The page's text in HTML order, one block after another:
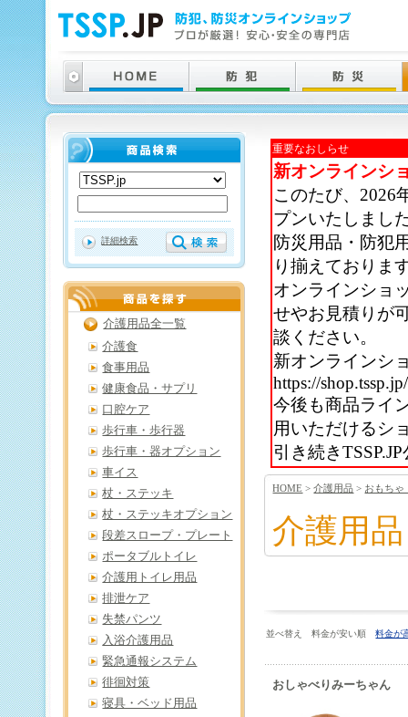
重要なおしらせ
新オンラインシ
このたび、2026
プンいたしまし
防災用品・防犯
り揃えておりま
オンラインショ
せやお見積りが
談ください。
新オンラインシ
https://shop.tssp.jp/
今後も商品ライ
用いただけるシ
引き続き
HOME >介護用品 > おもちゃ
介護用品
並べ替え 料金が安い順料金が
おしゃべりみーちゃん
詳細検索
介護用品全一覧
介護食
食事用品
健康食品・サプリ
口腔ケア
歩行車・歩行器
歩行車・器オプション
車イス
杖・ステッキ
杖・ステッキオプション
段差スロープ・プレート
ポータブルトイレ
介護用トイレ用品
排泄ケア
失禁パンツ
入浴介護用品
緊急通報システム
徘徊対策
寝具・ベッド用品